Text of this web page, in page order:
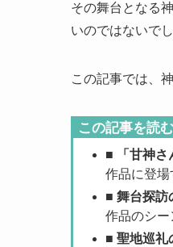
その舞台となる
いのではないでし
この記事では、
この記事を読
■
「甘神
作品に登場
■ 舞台探訪
作品のシー
■ 聖地巡礼